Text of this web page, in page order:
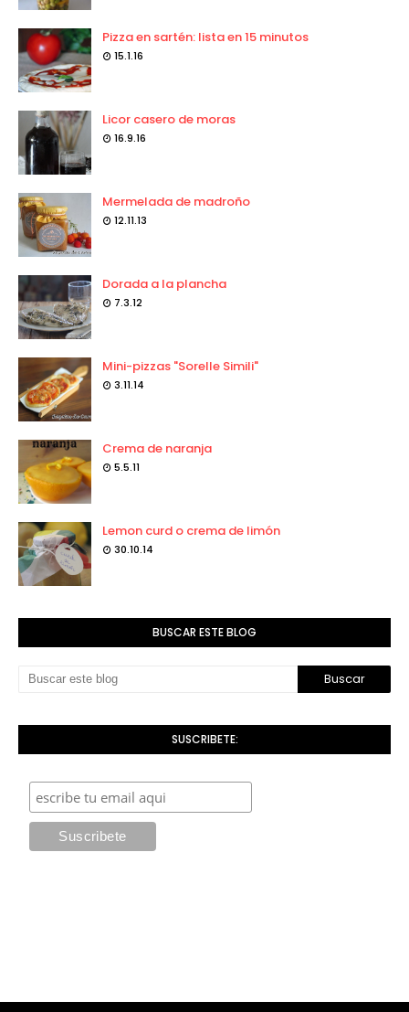
Pizza en sartén: lista en 15 minutos
15.1.16
Licor casero de moras
16.9.16
Mermelada de madroño
12.11.13
Dorada a la plancha
7.3.12
Mini-pizzas "Sorelle Simili"
3.11.14
Crema de naranja
5.5.11
Lemon curd o crema de limón
30.10.14
BUSCAR ESTE BLOG
SUSCRIBETE: